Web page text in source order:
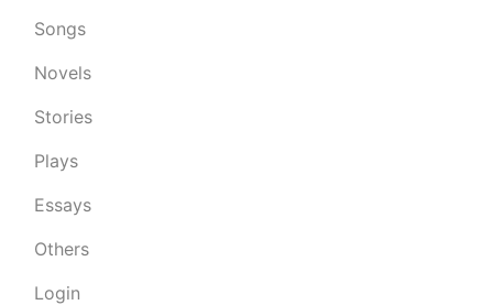
Songs
Novels
Stories
Plays
Essays
Others
Login